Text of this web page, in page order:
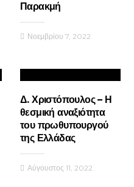
Παρακμή
Νοεμβρίου 7, 2022
Δ. Χριστόπουλος – Η
θεσμική αναξιότητα
του πρωθυπουργού
της Ελλάδας
Αύγουστος 11, 2022